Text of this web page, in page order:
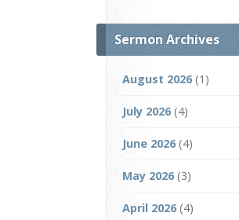
Sermon Archives
August 2026(1)
July 2026(4)
June 2026(4)
May 2026(3)
April 2026(4)